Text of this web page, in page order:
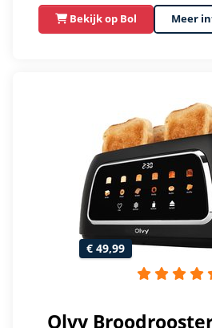
Bekijk op Bol Meer
€ 49,99
Olvy